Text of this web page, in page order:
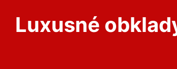
Luxusné